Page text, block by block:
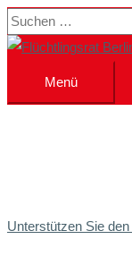
Zum
Inhalt
Suchen …
Menü
Menü
Unterstützen Sie